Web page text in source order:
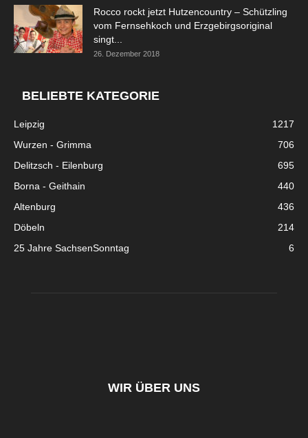
Rocco rockt jetzt Hutzencountry – Schützling
vom Fernsehkoch und Erzgebirgsoriginal
singt...
26. Dezember 2018
BELIEBTE KATEGORIE
Leipzig
1217
Wurzen - Grimma
706
Delitzsch - Eilenburg
695
Borna - Geithain
440
Altenburg
436
Döbeln
214
25 Jahre SachsenSonntag
6
WIR ÜBER UNS